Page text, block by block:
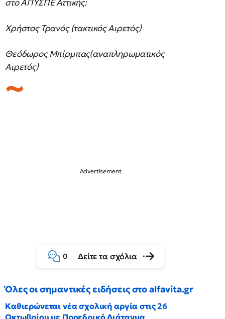
στο ΑΠΥΣΠΕ Αττικής:
Χρήστος Τρανός (τακτικός Αιρετός)
Θεόδωρος Μπίρμπας(αναπληρωματικός
Αιρετός)
0 Δείτε τα σχόλια
Όλες οι σημαντικές ειδήσεις στο alfavita.gr
Καθιερώνεται νέα σχολική αργία στις 26
Οκτωβρίου με Προεδρικό Διάταγμα